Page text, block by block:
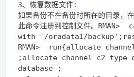
3、恢复数据文件：
如果备份不在备份时所在的目录，
此命令注册到控制文件。
with '/oradata1/
RMAN>  run{allocate
;allocate channel c2 type
database ;